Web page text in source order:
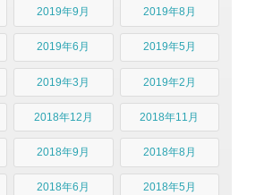
2019年9月 2019年8月
2019年6月 2019年5月
2019年3月 2019年2月
2018年12月 2018年11月
2018年9月 2018年8月
2018年6月 2018年5月